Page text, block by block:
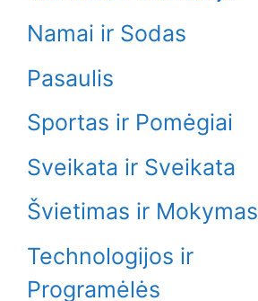
Namai ir Sodas
Pasaulis
Sportas ir Pomėgiai
Sveikata ir Sveikata
Švietimas ir Mokymas
Technologijos ir
Programėlės